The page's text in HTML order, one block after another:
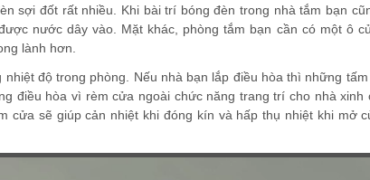
sợi đốt rất nhiều. Khi bài trí bóng đèn trong nhà tắm bạn
nước dây vào. Mặt khác, phòng tắm bạn cần có một ô
lành hơn.
độ trong phòng. Nếu nhà bạn lắp điều hòa thì những
điều hòa vì rèm cửa ngoài chức năng trang trí cho nhà
cửa sẽ giúp cản nhiệt khi đóng kín và hấp thụ nhiệt khi mở